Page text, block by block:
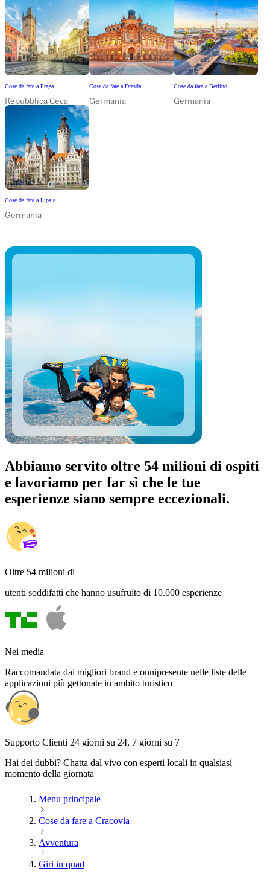
Cose da fare a Praga
Repubblica Ceca
Cose da fare a Dresda
Germania
Cose da fare a Berlino
Germania
Cose da fare a Lipsia
Germania
Abbiamo servito oltre 54 milioni di ospiti
e lavoriamo per far sì che le tue
esperienze siano sempre eccezionali.
Oltre 54 milioni di
utenti soddifatti che hanno usufruito di 10.000 esperienze
Nei media
Raccomandata dai migliori brand e onnipresente nelle liste delle
applicazioni più gettonate in ambito turistico
Supporto Clienti 24 giorni su 24, 7 giorni su 7
Hai dei dubbi? Chatta dal vivo con esperti locali in qualsiasi
momento della giornata
Menu principale
Cose da fare a Cracovia
Avventura
Giri in quad